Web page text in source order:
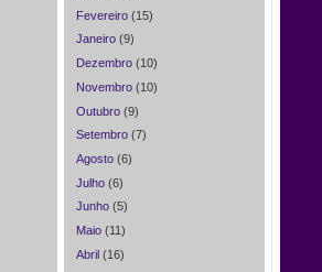
Fevereiro (15)
Janeiro (9)
Dezembro (10)
Novembro (10)
Outubro (9)
Setembro (7)
Agosto (6)
Julho (6)
Junho (5)
Maio (11)
Abril (16)